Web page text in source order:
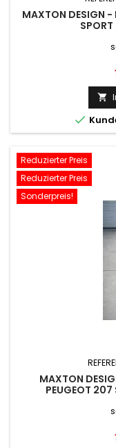
MAXTON DESIGN -


Reduzierter Preis
Reduzierter Preis
Sonderpreis!
MAXTON
PEUGEOT